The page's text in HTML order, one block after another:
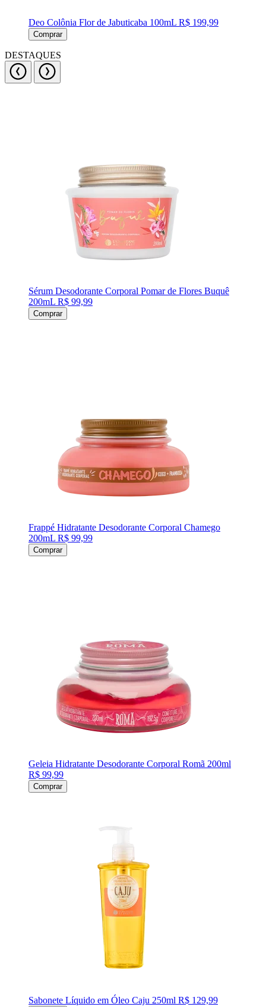
Deo Colônia Flor de Jabuticaba 100mL R$ 199,99
Comprar
DESTAQUES
Sérum Desodorante Corporal Pomar de Flores Buquê
200mL R$ 99,99
Comprar
Frappé Hidratante Desodorante Corporal Chamego
200mL R$ 99,99
Comprar
Geleia Hidratante Desodorante Corporal Romã 200ml
R$ 99,99
Comprar
Sabonete Líquido em Óleo Caju 250ml R$ 129,99